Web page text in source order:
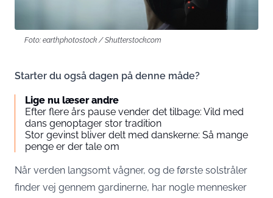
Foto: earthphotostock / Shutterstock.com
Starter du også dagen på denne måde?
Lige nu læser andre
Efter flere års pause vender det tilbage: Vild med
dans genoptager stor tradition
Stor gevinst bliver delt med danskerne: Så mange
penge er der tale om
Når verden langsomt vågner, og de første solstråler
finder vej gennem gardinerne, har nogle mennesker